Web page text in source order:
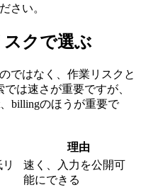
さい。
スクで選ぶ
ではなく、作業リスクと
は速さが重要ですが、
billingのほうが重要で
理由
速く、入力を公開可
能にできる